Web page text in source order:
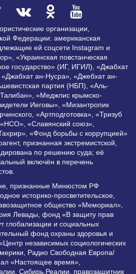
организации,
Федерации: американская
ей соцсети Instagram и
«Украинская повстанческая
государство» (ИГ, ИГИЛ), «Джабхат
ан-Нусра», «Джебхат ан-
партия (НБП), «Аль-
«Меджлис крымско-
Иеговы», «Мизантропик
«Артподготовка», «Тризуб
«Славянский союз»,
«Фонд борьбы с коррупцией»
признанная экстремистской,
по решению суда; её
включён в перечень
признанные Минюстом РФ
историко-просветительское,
общество «Мемориал»,
Левады, фонд «В защиту прав
глобализации и социальных
фонд охраны здоровья и
независимых социологических
Радио Свободная Европа/
«Настоящее время»,
Сибирь.Реалии, правозащитник